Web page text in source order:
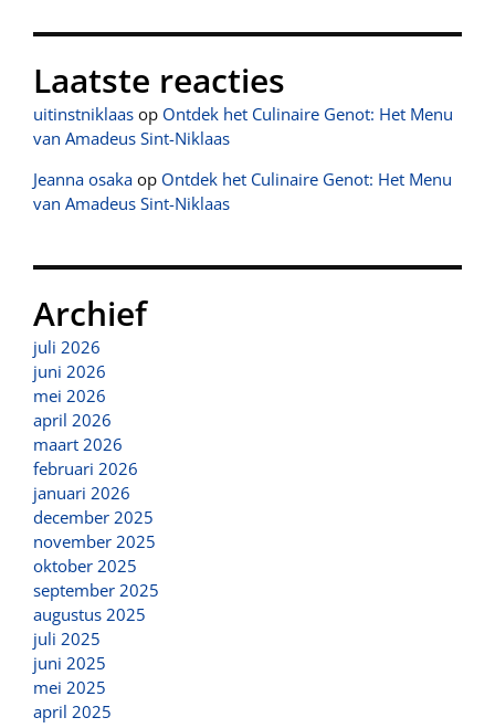
Laatste reacties
uitinstniklaas op Ontdek het Culinaire Genot: Het Menu
van Amadeus Sint-Niklaas
Jeanna osaka op Ontdek het Culinaire Genot: Het Menu
van Amadeus Sint-Niklaas
Archief
juli 2026
juni 2026
mei 2026
april 2026
maart 2026
februari 2026
januari 2026
december 2025
november 2025
oktober 2025
september 2025
augustus 2025
juli 2025
juni 2025
mei 2025
april 2025